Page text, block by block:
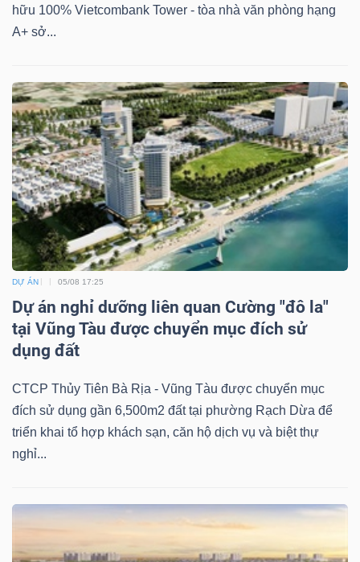
hữu 100% Vietcombank Tower - tòa nhà văn phòng hạng
A+ sở...
DỰ ÁN 05/08 17:25
Dự án nghỉ dưỡng liên quan Cường "đô la"
tại Vũng Tàu được chuyển mục đích sử
dụng đất
CTCP Thủy Tiên Bà Rịa - Vũng Tàu được chuyển mục
đích sử dụng gần 6,500m2 đất tại phường Rạch Dừa để
triển khai tổ hợp khách sạn, căn hộ dịch vụ và biệt thự
nghỉ...